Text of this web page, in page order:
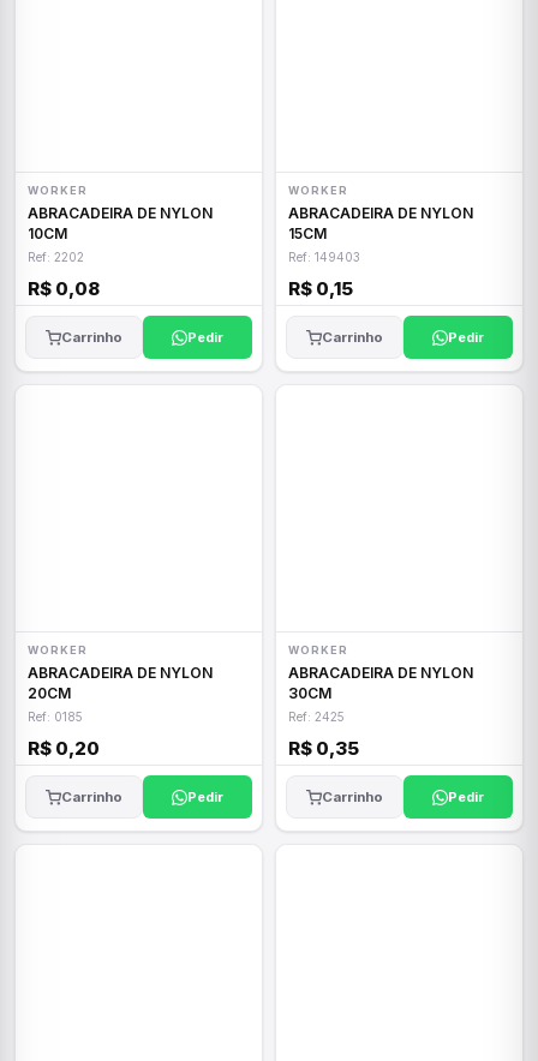
WORKER
ABRACADEIRA DE NYLON
10CM
Ref: 2202
R$ 0,08
Carrinho Pedir
WORKER
ABRACADEIRA DE NYLON
15CM
Ref: 149403
R$ 0,15
Carrinho Pedir
WORKER
ABRACADEIRA DE NYLON
20CM
Ref: 0185
R$ 0,20
Carrinho Pedir
WORKER
ABRACADEIRA DE NYLON
30CM
Ref: 2425
R$ 0,35
Carrinho Pedir